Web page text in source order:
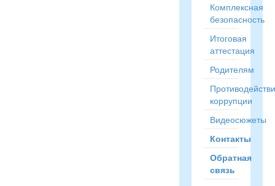
Комплексная
безопасность
Итоговая
аттестация
Родителям
коррупции
Видеосюжеты
Контакты
Обратная
связь